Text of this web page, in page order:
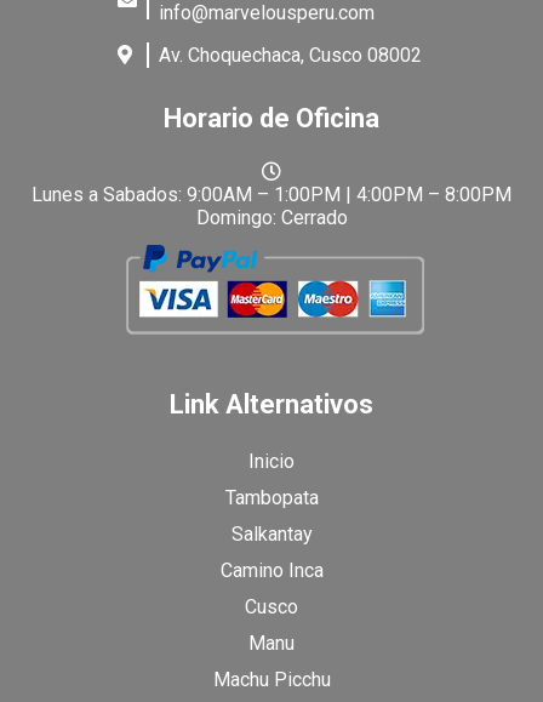
info@marvelousperu.com
Av. Choquechaca, Cusco 08002
Horario de Oficina
Lunes a Sabados: 9:00AM – 1:00PM | 4:00PM – 8:00PM
Domingo: Cerrado
Link Alternativos
Inicio
Tambopata
Salkantay
Camino Inca
Cusco
Manu
Machu Picchu